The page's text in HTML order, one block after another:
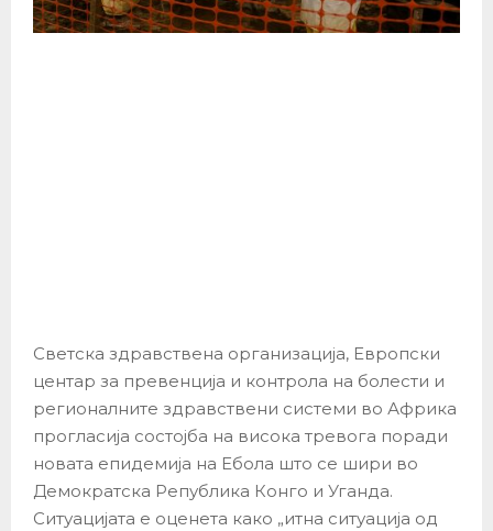
Светска здравствена организација, Европски
центар за превенција и контрола на болести и
регионалните здравствени системи во Африка
прогласија состојба на висока тревога поради
новата епидемија на Ебола што се шири во
Демократска Република Конго и Уганда.
Ситуацијата е оценета како „итна ситуација од